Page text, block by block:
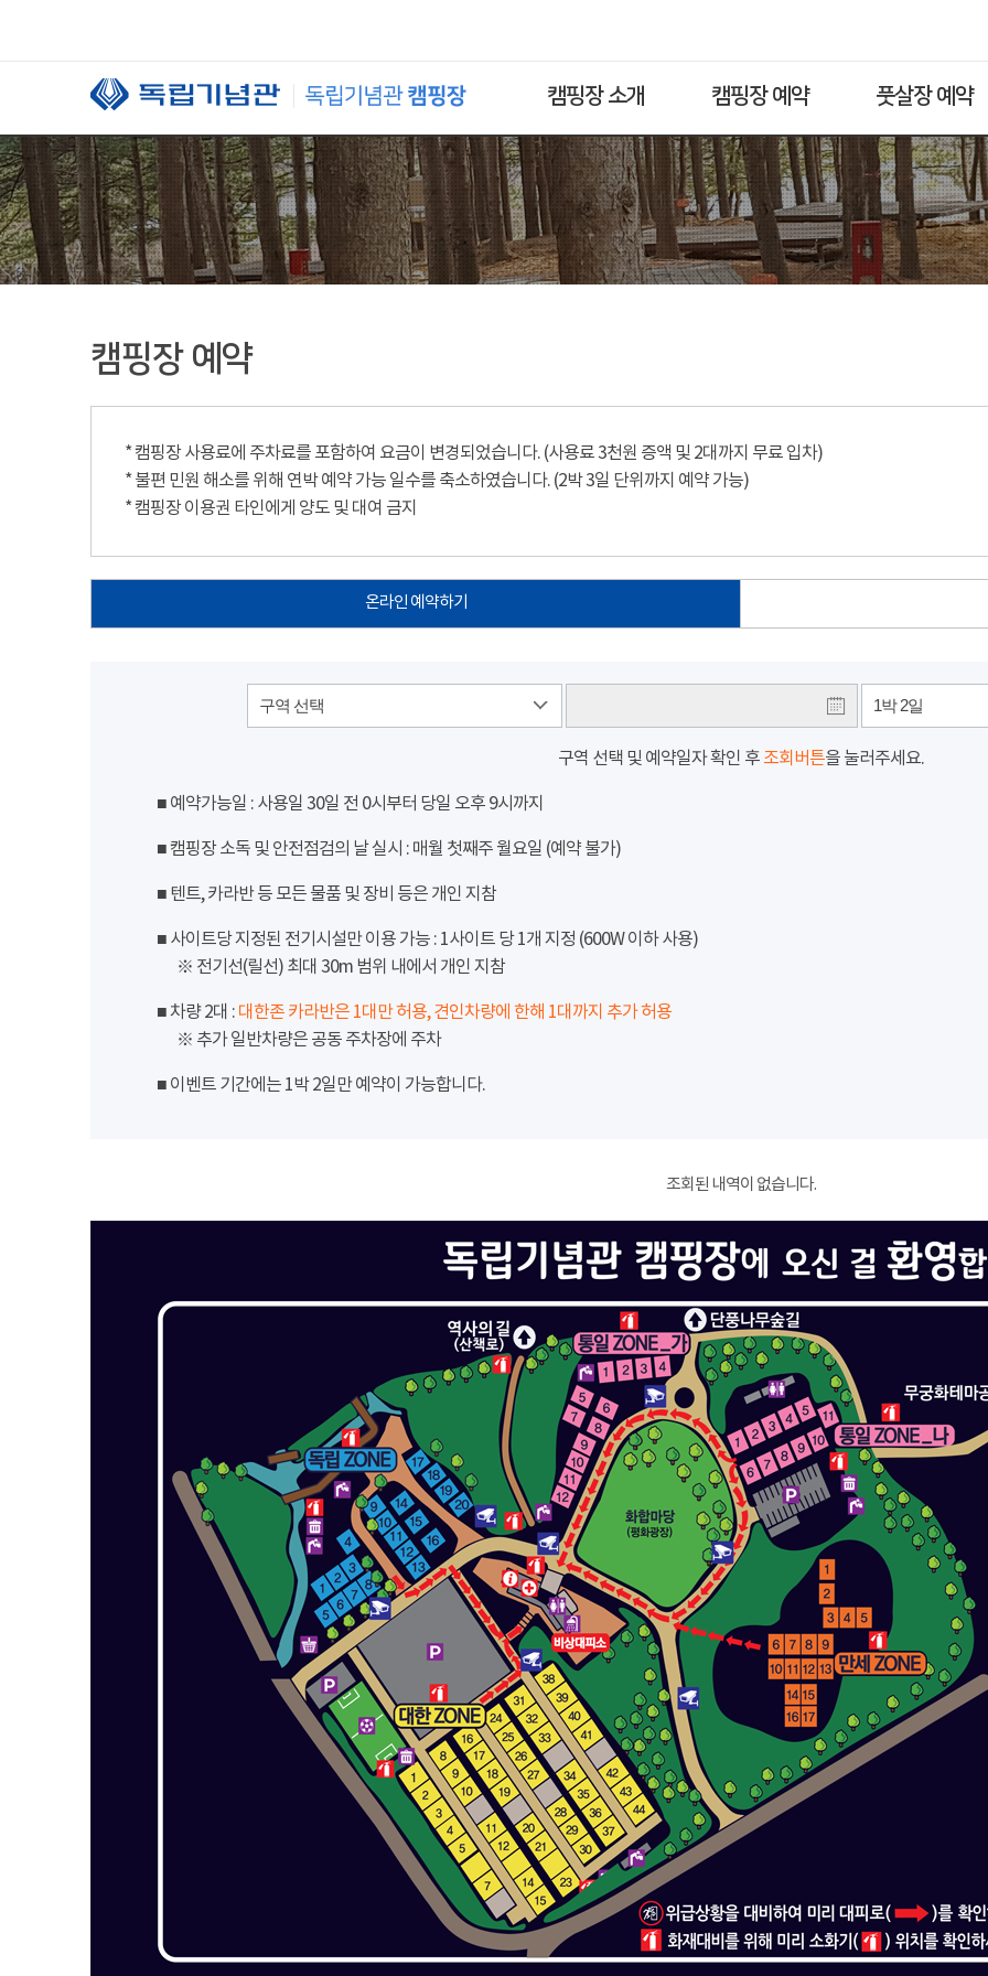
캠핑장 소개 캠핑장 예약 풋살장 예약
캠핑장 예약
* 캠핑장 사용료에 주차료를 포함하여 요금이 변경되었습니다. (사용료 3천원 증액 및 2대까지 무료 입차)
* 불편 민원 해소를 위해 연박 예약 가능 일수를 축소하였습니다. (2박 3일 단위까지 예약 가능)
* 캠핑장 이용권 타인에게 양도 및 대여 금지
온라인 예약하기
구역 선택 1박 2일
구역 선택 및 예약일자 확인 후 조회버튼을 눌러주세요.
■ 예약가능일 : 사용일 30일 전 0시부터 당일 오후 9시까지
■ 캠핑장 소독 및 안전점검의 날 실시 : 매월 첫째주 월요일 (예약 불가)
■ 텐트, 카라반 등 모든 물품 및 장비 등은 개인 지참
■ 사이트당 지정된 전기시설만 이용 가능 : 1사이트 당 1개 지정 (600W 이하 사용)
※ 전기선(릴선) 최대 30m 범위 내에서 개인 지참
■ 차량 2대 : 대한존 카라반은 1대만 허용, 견인차량에 한해 1대까지 추가 허용
※ 추가 일반차량은 공동 주차장에 주차
■ 이벤트 기간에는 1박 2일만 예약이 가능합니다.
조회된 내역이 없습니다.